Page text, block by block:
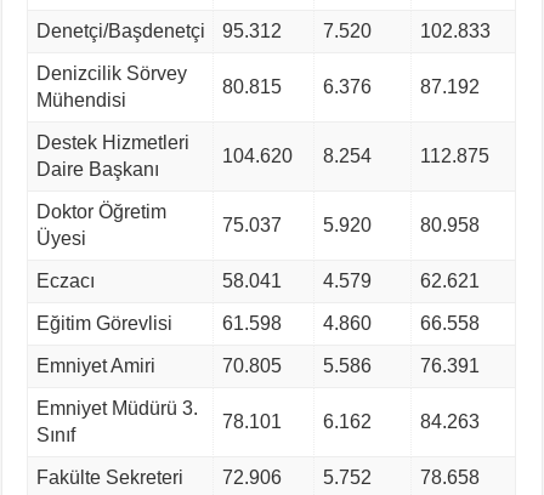
Denetçi/Başdenetçi 95.312 7.520 102.833
Denizcilik Sörvey
Mühendisi
80.815 6.376 87.192
Destek Hizmetleri
Daire Başkanı
104.620 8.254 112.875
Doktor Öğretim
Üyesi
75.037 5.920 80.958
Eczacı 58.041 4.579 62.621
Eğitim Görevlisi 61.598 4.860 66.558
Emniyet Amiri 70.805 5.586 76.391
Emniyet Müdürü 3.
Sınıf
78.101 6.162 84.263
Fakülte Sekreteri 72.906 5.752 78.658